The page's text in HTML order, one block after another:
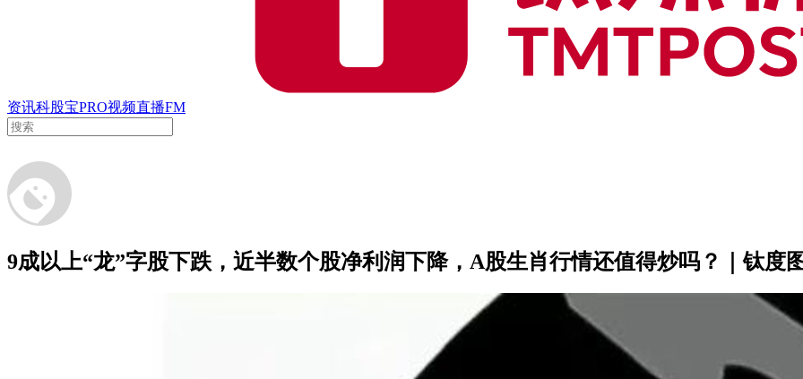
资讯科股宝PRO视频直播FM
9成以上“龙”字股下跌，近半数个股净利润下降，A股生肖行情还值得炒吗？｜钛度